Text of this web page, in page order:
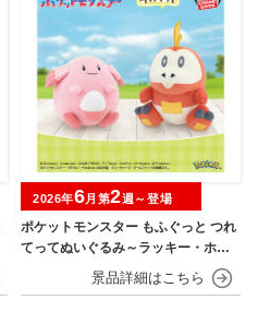
ポケットモンスター もふぐっと つれ
てってぬいぐるみ～ラッキー・ホゲ
2026年6月第2週～登場